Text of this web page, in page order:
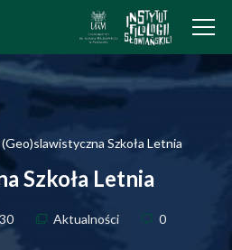
(Geo)slawistyczna Szkoła Letnia
Szkoła Letnia
Aktualności 0